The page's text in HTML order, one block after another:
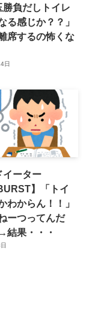
勝負だしトイレ
る感じか？？」
席するの怖くな
日
イーター
】「トイ
わからん！！」
ーつってんだ
結果・・・